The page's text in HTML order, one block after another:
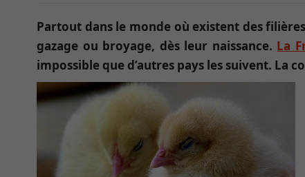
Partout dans le monde où existent des
gazage ou broyage, dès leur naissance. La
impossible que d’autres pays les suivent.